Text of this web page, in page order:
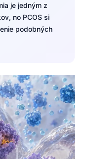
je jedným z
no PCOS si
podobných